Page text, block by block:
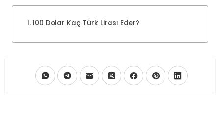
100 Dolar Kaç Türk Lirası Eder?